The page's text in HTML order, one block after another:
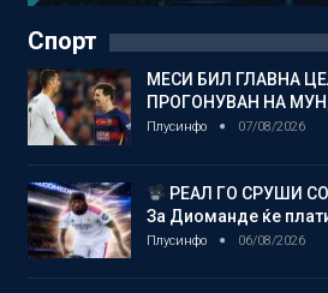
Спорт
МЕСИ БИЛ ГЛАВНА
ПРОГОНУВАН НА
Плусинфо 07/08/2026
РЕАЛ ГО СРУШИ
За Диоманде ќе
Плусинфо 06/08/2026